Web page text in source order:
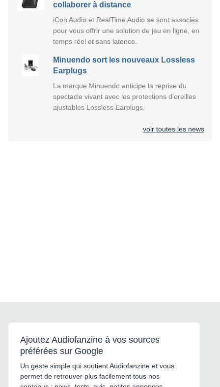
collaborer à distance
iCon Audio et RealTime Audio se sont associés
pour vous offrir une solution de jeu en ligne, en
temps réel et sans latence.
Minuendo sort les nouveaux Lossless
Earplugs
La marque Minuendo anticipe la reprise du
spectacle vivant avec les protections d'oreilles
ajustables Lossless Earplugs.
voir toutes les news
Ajoutez Audiofanzine à vos sources
préférées sur Google
Un geste simple qui soutient Audiofanzine et vous
permet de retrouver plus facilement tous nos